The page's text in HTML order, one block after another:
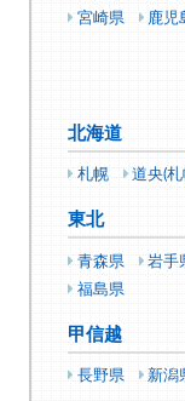
宮崎県
鹿児
北海道
札幌 道央(
東北
青森県 岩手
福島県
甲信越
長野県 新潟